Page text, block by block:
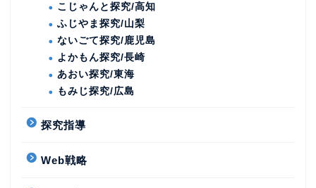
こじゃんと探究/高知
ふじやま探究/山梨
ないごて探究/鹿児島
よかもん探究/長崎
あおい探究/東海
もみじ探究/広島
探究指導
Web戦略